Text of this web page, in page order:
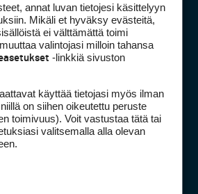
Golfpiste mediakortti
yhteystiedot
avoimuusraportti
annat luvan tietojesi käsittelyyn
Mikäli et hyväksy evästeitä,
ei välttämättä toimi
valintojasi milloin tahansa
-linkkiä sivuston
käyttää tietojasi myös ilman
on siihen oikeutettu peruste
toimivuus). Voit vastustaa tätä tai
valitsemalla alla olevan